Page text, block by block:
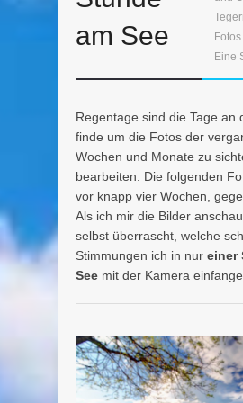
am See
Fotos
Eine
Regentage sind die Tage an
finde um die Fotos der
Wochen und Monate zu
bearbeiten. Die folgenden
vor knapp vier Wochen,
Als ich mir die Bilder
selbst überrascht, welche
Stimmungen ich in nur einer
See mit der Kamera